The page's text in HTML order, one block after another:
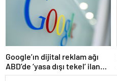
Google’ın dijital reklam ağı
ABD’de ‘yasa dışı tekel’ ilan
edildi